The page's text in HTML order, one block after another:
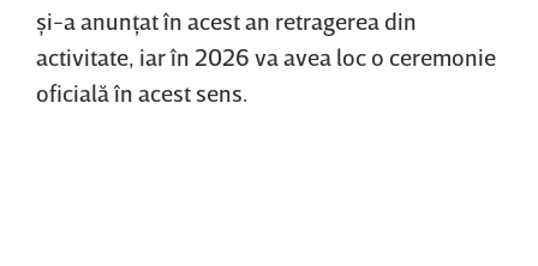
şi-a anunţat în acest an retragerea din
activitate, iar în 2026 va avea loc o ceremonie
oficială în acest sens.